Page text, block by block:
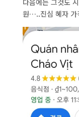
원…..진심 혜자 가